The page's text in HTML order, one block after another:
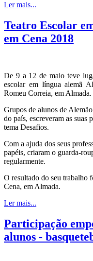
Ler mais...
Teatro Escolar
em Cena 2018
De 9 a 12 de maio teve
escolar em língua alemã
Romeu Correia, em Almada.
Grupos de alunos de
do país, escreveram as suas
tema Desafios.
Com a ajuda dos seus
papéis, criaram o guarda-
regularmente.
O resultado do seu trabalho
Cena, em Almada.
Ler mais...
Participação
alunos -